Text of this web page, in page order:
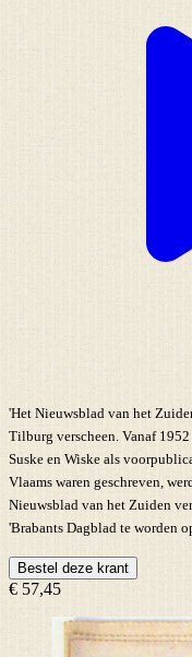
'Het Nieuwsblad van het
Tilburg verscheen. Vanaf
Suske en Wiske als
Vlaams waren geschreven,
Nieuwsblad van het Zuiden
'Brabants Dagblad te worden
Bestel deze krant
€ 57,45